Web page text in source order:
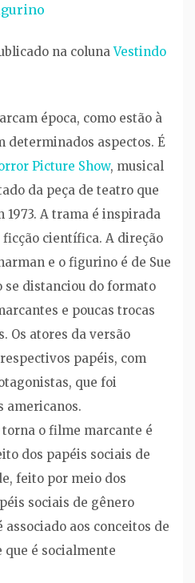
na colunaVestindo
época, como estão à
determinados aspectos. É
Picture Show, musical
da peça de teatro que
1973. A trama é inspirada
científica. A direção
e o figurino é de Sue
se distanciou do formato
e poucas trocas
Os atores da versão
papéis, com
que foi
americanos.
o filme marcante é
dos papéis sociais de
feito por meio dos
sociais de gênero
aos conceitos de
é socialmente